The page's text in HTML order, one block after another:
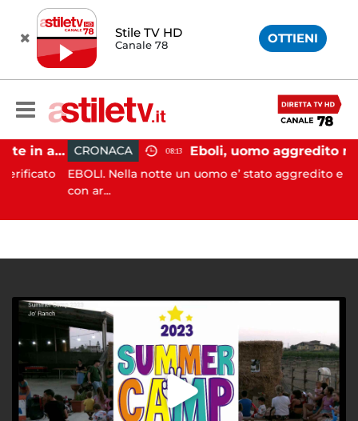
Stile TV HD
Canale 78 OTTIENI
Pontecagnano, incidente in autostrada: 5 giovani feriti CRONACA 08:13
EBOLI. Nella notte un uomo e’ stato aggredito e ferito
con ar...